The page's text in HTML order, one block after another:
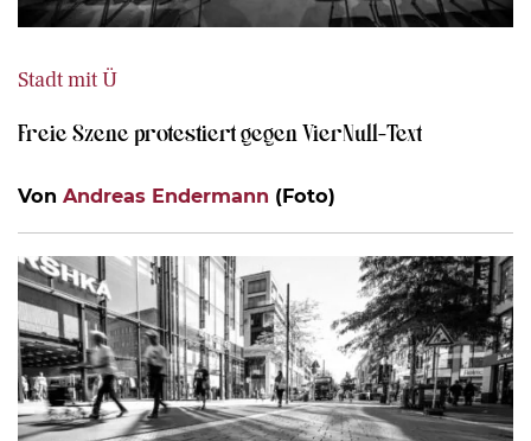
Stadt mit Ü
Freie Szene protestiert gegen VierNull-Text
Von Andreas Endermann (Foto)